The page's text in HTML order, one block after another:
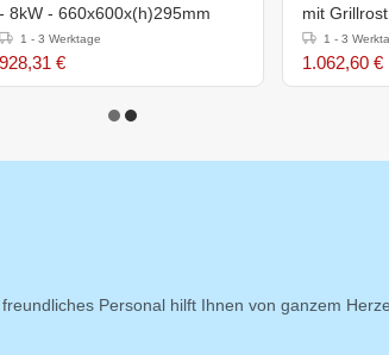
- 8kW - 660x600x(h)295mm
1 - 3 Werktage
928,31 €
mit
1 - 3
1.062,60 €
Personal hilft Ihnen von ganzem